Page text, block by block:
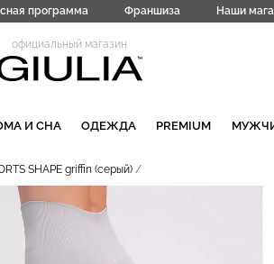
программа Франшиза Наши
официальный магазин
И СНА ОДЕЖДА PREMIUM
SHAPE griffin (серый)